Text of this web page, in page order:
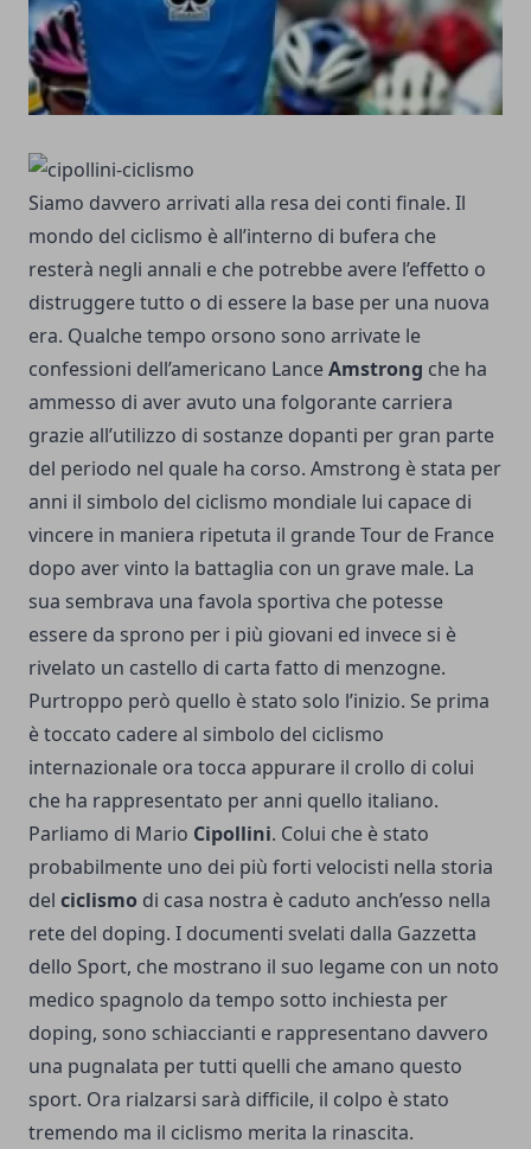
Siamo davvero arrivati alla resa dei conti finale. Il
mondo del ciclismo è all’interno di bufera che
resterà negli annali e che potrebbe avere l’effetto o
distruggere tutto o di essere la base per una nuova
era. Qualche tempo orsono sono arrivate le
confessioni dell’americano LanceAmstrong che ha
ammesso di aver avuto una folgorante carriera
grazie all’utilizzo di sostanze dopanti per gran parte
del periodo nel quale ha corso. Amstrong è stata per
anni il simbolo del ciclismo mondiale lui capace di
vincere in maniera ripetuta il grande Tour de France
dopo aver vinto la battaglia con un grave male. La
sua sembrava una favola sportiva che potesse
essere da sprono per i più giovani ed invece si è
rivelato un castello di carta fatto di menzogne.
Purtroppo però quello è stato solo l’inizio. Se prima
è toccato cadere al simbolo del ciclismo
internazionale ora tocca appurare il crollo di colui
che ha rappresentato per anni quello italiano.
Parliamo di Mario Cipollini. Colui che è stato
probabilmente uno dei più forti velocisti nella storia
del ciclismo di casa nostra è caduto anch’esso nella
rete del doping. I documenti svelati dalla Gazzetta
dello Sport, che mostrano il suo legame con un noto
medico spagnolo da tempo sotto inchiesta per
doping, sono schiaccianti e rappresentano davvero
una pugnalata per tutti quelli che amano questo
sport. Ora rialzarsi sarà difficile, il colpo è stato
tremendo ma il ciclismo merita la rinascita.